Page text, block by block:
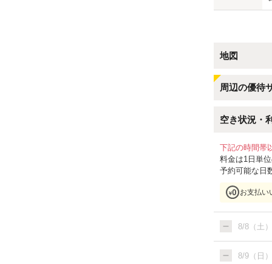
地図
周辺の優待
空き状況・
下記の時間帯
料金は1日単
予約可能な日
お支払い
8/8（土）
8/9（日）